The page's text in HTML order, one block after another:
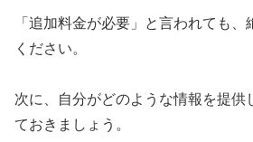
「追加料金が必要」と言われても
ください。
次に、自分がどのような情報を提供
ておきましょう。